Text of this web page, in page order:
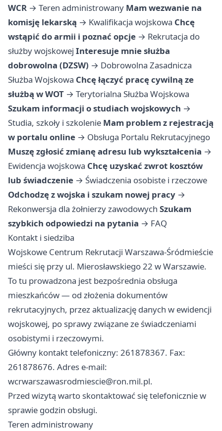
WCR → Teren administrowany Mam wezwanie na
komisję lekarską → Kwalifikacja wojskowa Chcę
wstąpić do armii i poznać opcje → Rekrutacja do
służby wojskowej Interesuje mnie służba
dobrowolna (DZSW) → Dobrowolna Zasadnicza
Służba Wojskowa Chcę łączyć pracę cywilną ze
służbą w WOT → Terytorialna Służba Wojskowa
Szukam informacji o studiach wojskowych →
Studia, szkoły i szkolenie Mam problem z rejestracją
w portalu online → Obsługa Portalu Rekrutacyjnego
Muszę zgłosić zmianę adresu lub wykształcenia →
Ewidencja wojskowa Chcę uzyskać zwrot kosztów
lub świadczenie → Świadczenia osobiste i rzeczowe
Odchodzę z wojska i szukam nowej pracy →
Rekonwersja dla żołnierzy zawodowych Szukam
szybkich odpowiedzi na pytania → FAQ
Kontakt i siedziba
Wojskowe Centrum Rekrutacji Warszawa-Śródmieście
mieści się przy ul. Mierosławskiego 22 w Warszawie.
To tu prowadzona jest bezpośrednia obsługa
mieszkańców — od złożenia dokumentów
rekrutacyjnych, przez aktualizację danych w ewidencji
wojskowej, po sprawy związane ze świadczeniami
osobistymi i rzeczowymi.
Główny kontakt telefoniczny: 261878367. Fax:
261878676. Adres e-mail:
wcrwarszawasrodmiescie@ron.mil.pl.
Przed wizytą warto skontaktować się telefonicznie w
sprawie godzin obsługi.
Teren administrowany